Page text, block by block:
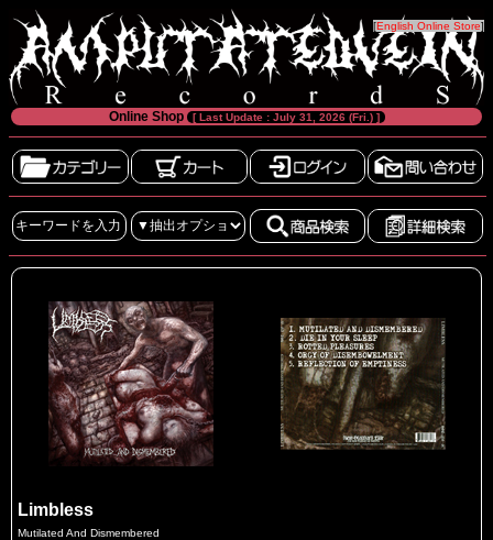
[English Online Store]
Online Shop [ Last Update : July 31, 2026 (Fri.) ]
Limbless
Mutilated And Dismembered